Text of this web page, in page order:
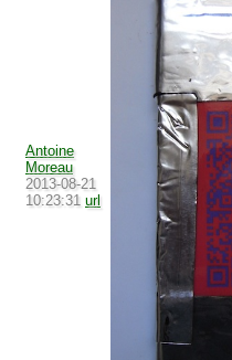
Antoine
Moreau
2013-08-21
10:23:31 url